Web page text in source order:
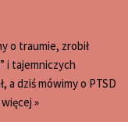
o traumie, zrobił
i tajemniczych
a dziś mówimy o PTSD
»